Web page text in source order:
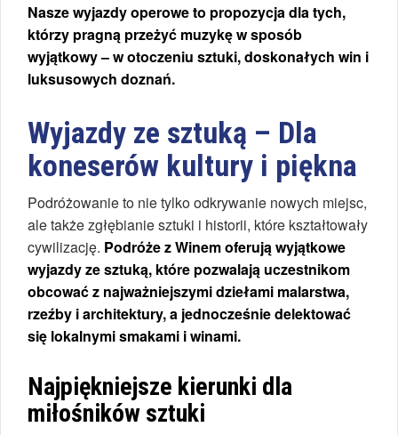
Nasze wyjazdy operowe to propozycja dla tych,
którzy pragną przeżyć muzykę w sposób
wyjątkowy – w otoczeniu sztuki, doskonałych win i
luksusowych doznań.
Wyjazdy ze sztuką – Dla
koneserów kultury i piękna
Podróżowanie to nie tylko odkrywanie nowych miejsc,
ale także zgłębianie sztuki i historii, które kształtowały
cywilizację. Podróże z Winem oferują wyjątkowe
wyjazdy ze sztuką, które pozwalają uczestnikom
obcować z najważniejszymi dziełami malarstwa,
rzeźby i architektury, a jednocześnie delektować
się lokalnymi smakami i winami.
Najpiękniejsze kierunki dla
miłośników sztuki